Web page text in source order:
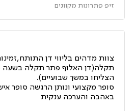
זיפ פתרונות מקוונים
צוות מדהים בליווי דן
תקלה(דן האלוף פתר תקלה בשעה
הצליחו במשך שבועיים).
סופר מקצועי ונותן הרגשה סופר
באהבה והערכה ענקית